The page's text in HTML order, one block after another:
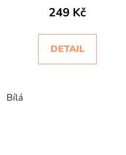
249 Kč
DETAIL
Bílá